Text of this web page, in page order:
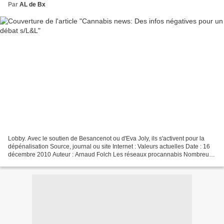
Par AL de Bx
Lobby. Avec le soutien de Besancenot ou d'Eva Joly, ils s'activent pour la
dépénalisation Source, journal ou site Internet : Valeurs actuelles Date : 16
décembre 2010 Auteur : Arnaud Folch Les réseaux procannabis Nombreux